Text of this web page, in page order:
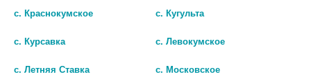
Г+40МГ/Г ФЛ.16Г №1 (+
УШНОЙ ПОЛОСТИ 15МЛ.
535 руб.
с. Краснокумское с. Кугульта
с. Курсавка с. Левокумское
с. Летняя Ставка с. Московское